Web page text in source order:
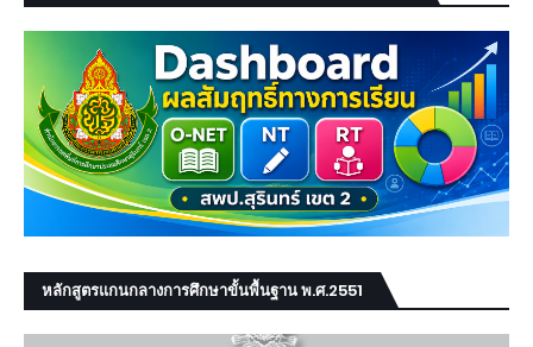
หลักสูตรแกนกลางการศึกษาขั้นพื้นฐาน พ.ศ.2551